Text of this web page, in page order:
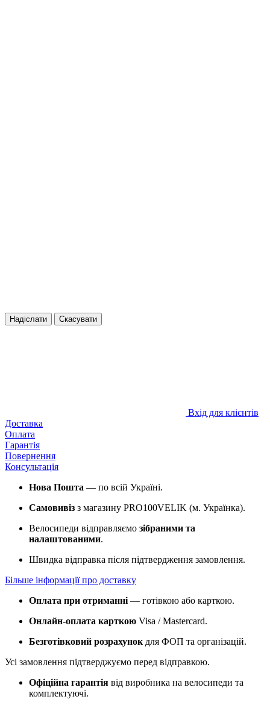
Надіслати Скасувати
Вхід для клієнтів
Доставка
Оплата
Гарантія
Повернення
Консультація
Нова Пошта — по всій Україні.
Самовивіз з магазину PRO100VELIK (м. Українка).
Велосипеди відправляємо зібраними та
налаштованими.
Швидка відправка після підтвердження замовлення.
Більше інформації про доставку
Оплата при отриманні — готівкою або карткою.
Онлайн-оплата карткою Visa / Mastercard.
Безготівковий розрахунок для ФОП та організацій.
Усі замовлення підтверджуємо перед відправкою.
Офіційна гарантія від виробника на велосипеди та
комплектуючі.